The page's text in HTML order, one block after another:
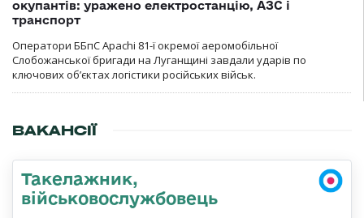
окупантів: уражено електростанцію, АЗС і
транспорт
Оператори ББпС Apachi 81-ї окремої аеромобільної
Слобожанської бригади на Луганщині завдали ударів по
ключових об’єктах логістики російських військ.
ВАКАНСІЇ
Такелажник,
військовослужбовець